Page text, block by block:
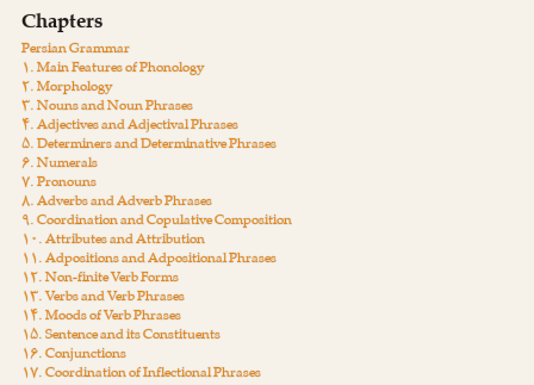
Chapters
Persian Grammar
۱. Main Features of Phonology
۲. Morphology
۳. Nouns and Noun Phrases
۴. Adjectives and Adjectival Phrases
۵. Determiners and Determinative Phrases
۶. Numerals
۷. Pronouns
۸. Adverbs and Adverb Phrases
۹. Coordination and Copulative Composition
۱۰. Attributes and Attribution
۱۱. Adpositions and Adpositional Phrases
۱۲. Non-finite Verb Forms
۱۳. Verbs and Verb Phrases
۱۴. Moods of Verb Phrases
۱۵. Sentence and its Constituents
۱۶. Conjunctions
۱۷. Coordination of Inflectional Phrases